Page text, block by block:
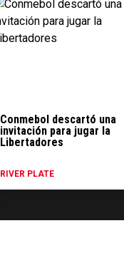
Conmebol descartó una
invitación para jugar la
Libertadores
RIVER PLATE